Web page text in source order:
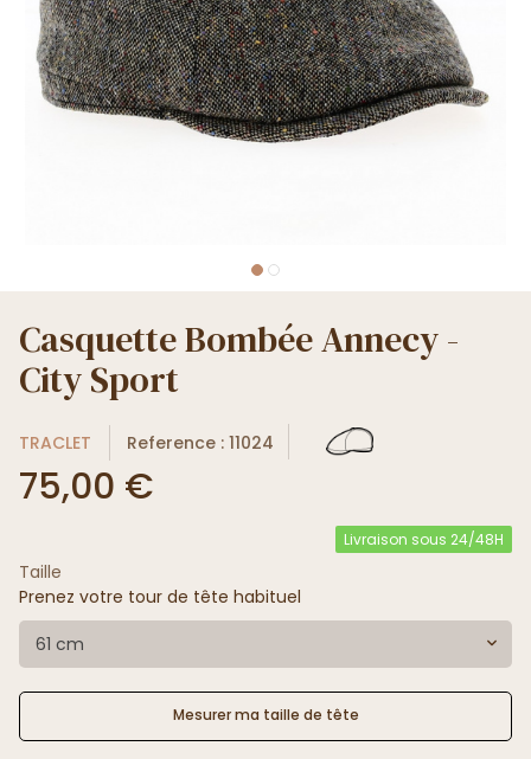
Casquette Bombée Annecy -
City Sport
TRACLET Reference : 11024
75,00 €
Livraison sous 24/48H
Taille
Prenez votre tour de tête habituel
61 cm
Mesurer ma taille de tête